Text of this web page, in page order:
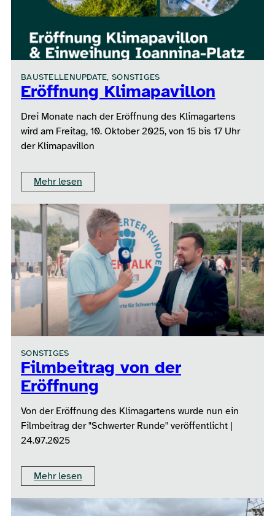
BAUSTELLENUPDATE, SONSTIGES
Eröffnung Klimapavillon
Drei Monate nach der Eröffnung des Klimagartens
wird am Freitag, 10. Oktober 2025, von 15 bis 17 Uhr
der Klimapavillon
Mehr lesen
SONSTIGES
Filmbeitrag von der
Eröffnung
Von der Eröffnung des Klimagartens wurde nun ein
Filmbeitrag der "Schwerter Runde" veröffentlicht |
24.07.2025
Mehr lesen